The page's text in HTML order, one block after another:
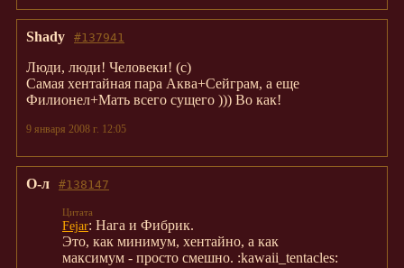
#137941
Shady
Люди, люди! Человеки! (с)
Самая хентайная пара Аква+Сейграм, а еще
Филионел+Мать всего сущего ))) Во как!
9 января 2008 г. 12:05
#138147
О-л
Fejar: Нага и Фибрик.
Это, как минимум, хентайно, а как
максимум - просто смешно. :kawaii_tentacles: